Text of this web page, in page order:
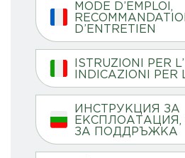
MODE D’EMPLOI,
D’ENTRETIEN
ISTRUZIONI PER
INDICAZIONI PER
ИНСТРУКЦИЯ ЗА
ЕКСПЛОАТАЦИЯ,
ЗА ПОДДРЪЖКА